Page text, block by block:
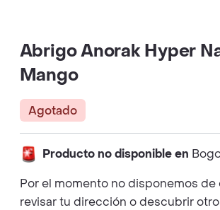
Abrigo Anorak Hyper
Mango
Agotado
Producto no disponible en
Por el momento no disponemos
revisar tu dirección o descubrir